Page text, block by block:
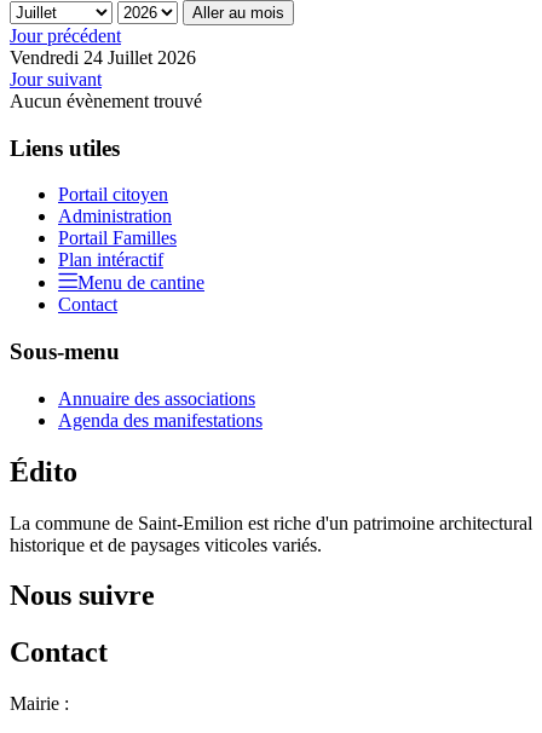
Aller au mois
Jour précédent
Vendredi 24 Juillet 2026
Jour suivant
Aucun évènement trouvé
Liens utiles
Portail citoyen
Administration
Portail Familles
Plan intéractif
Menu de cantine
Contact
Sous-menu
Annuaire des associations
Agenda des manifestations
Édito
La commune de Saint-Emilion est riche d'un patrimoine architectural
historique et de paysages viticoles variés.
Nous suivre
Contact
Mairie :